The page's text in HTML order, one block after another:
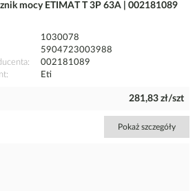
mocy ETIMAT T 3P 63A | 002181089
1030078
5904723003988
002181089
Eti
281,83 zł/szt
Pokaż szczegóły